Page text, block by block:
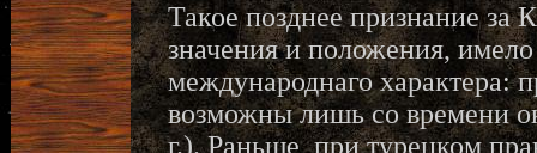
Такое позднее признание
значения и положения,
международнаго характера:
возможны лишь со времени
г.). Раньше, при турецком